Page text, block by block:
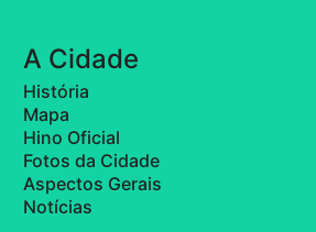
A Cidade
História
Mapa
Hino Oficial
Fotos da Cidade
Aspectos Gerais
Notícias